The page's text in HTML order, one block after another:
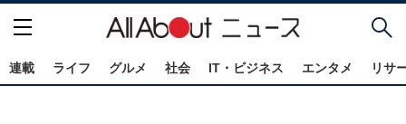
連載 ライフ グルメ 社会 IT・ビジネス エンタメ リサ